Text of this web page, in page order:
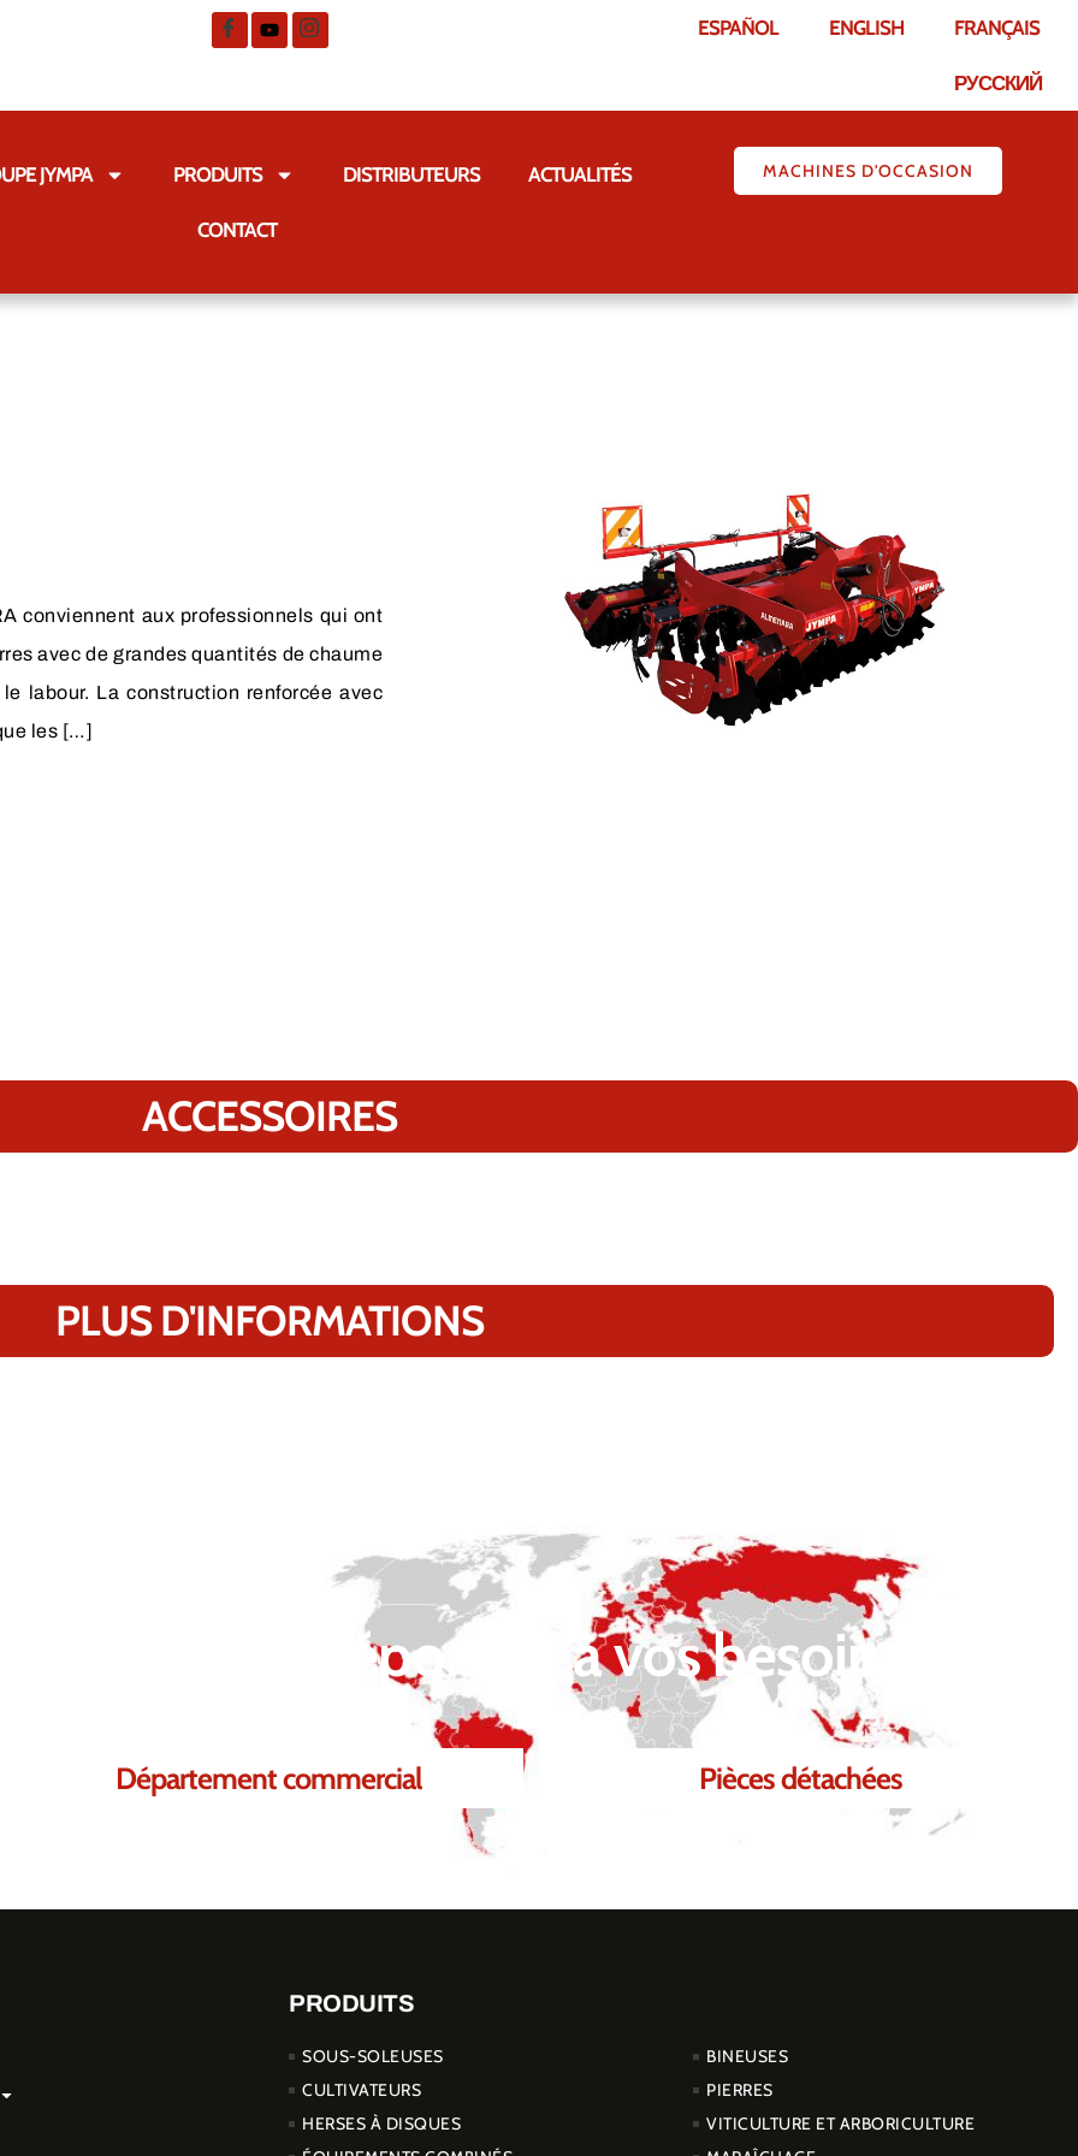
ESPAÑOL ENGLISH FRANÇAIS
РУССКИЙ
JYMPA PRODUITS DISTRIBUTEURS ACTUALITÉS
CONTACT
MACHINES D'OCCASION
conviennent aux professionnels qui ont
avec de grandes quantités de chaume
labour. La construction renforcée avec
les […]
ACCESSOIRES
PLUS D'INFORMATIONS
de pouvoir répondre à vos besoins.
Département commercial Pièces détachées
PRODUITS
SOUS-SOLEUSES
CULTIVATEURS
HERSES À DISQUES
BINEUSES
PIERRES
VITICULTURE ET ARBORICULTURE